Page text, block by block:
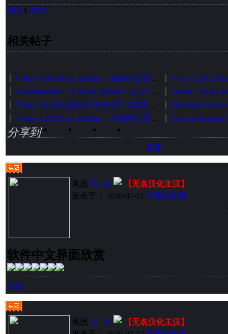
首页1 2末页
相关帖子
V-Ray 6.00.08 for 3dsMax（高级渲染器）中英文切换加强版（官方正式发布版）
FStormRender 1.4.3d for 3daMax（GPU 无偏渲染器）简体中文版[智能安装版]
V-Ray 5/6 系列通用官方专用中文材质库智能安装包
V-Ray 5.20.01 for 3dsMax（高级渲染器）中英文切换加强版（官方正式发布版）
分享到
回复
离线 无--名
【无名汉化主汉】
发表于： 2020-07-12 只看该作者
软件中文界面欣赏
回复
离线 无--名
【无名汉化主汉】